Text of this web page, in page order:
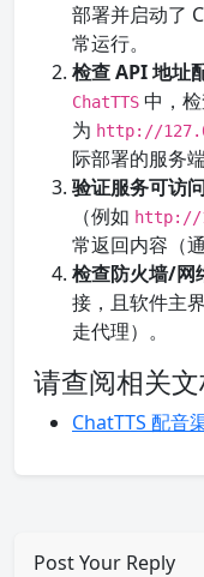
部署并启动了
常运行。
检查 API 地址
ChatTTS 中，
为 http://
际部署的服务
验证服务可访问
（例如 http://
常返回内容（
检查防火墙/网
接，且软件主
走代理）。
请查阅相关文
ChatTTS 配音
Post Your Reply